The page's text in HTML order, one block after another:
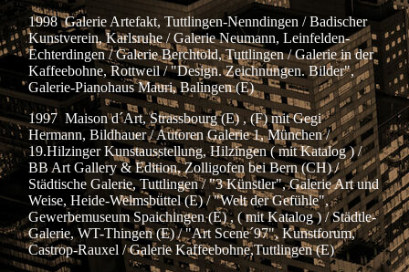
1998 Galerie Artefakt, Tuttlingen-Nenndingen / Badischer
Kunstverein, Karlsruhe / Galerie Neumann, Leinfelden-
Echterdingen / Galerie Berchtold, Tuttlingen / Galerie in der
Kaffeebohne, Rottweil / "Design. Zeichnungen. Bilder",
Galerie-Pianohaus Mauri, Balingen (E)
1997 Maison d´Art, Strassbourg (E) , (F) mit Gegi
Hermann, Bildhauer / Autoren Galerie 1, München /
19.Hilzinger Kunstausstellung, Hilzingen ( mit Katalog ) /
BB Art Gallery & Edition, Zolligofen bei Bern (CH) /
Städtische Galerie, Tuttlingen / "3 Künstler", Galerie Art und
Weise, Heide-Welmsbüttel (E) / "Welt der Gefühle",
Gewerbemuseum Spaichingen (E) , ( mit Katalog ) / Städtle-
Galerie, WT-Thingen (E) / "Art Scene´97", Kunstforum,
Castrop-Rauxel / Galerie Kaffeebohne,Tuttlingen (E)